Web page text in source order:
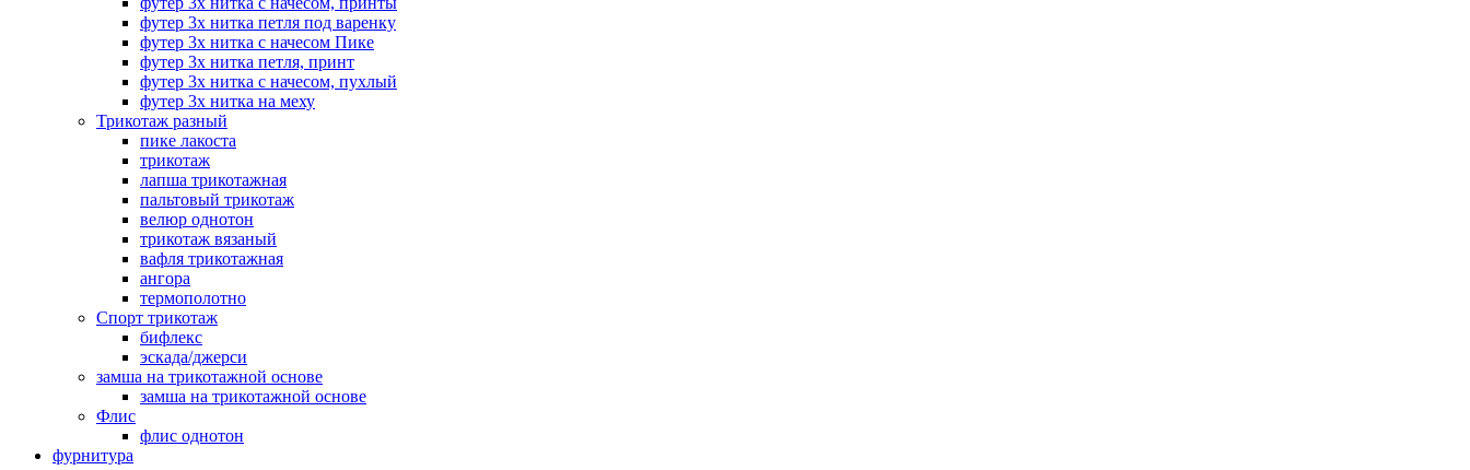
футер 3х нитка петля под варенку
футер 3х нитка с начесом Пике
футер 3х нитка петля, принт
футер 3х нитка с начесом, пухлый
футер 3х нитка на меху
Трикотаж разный
пике лакоста
трикотаж
лапша трикотажная
пальтовый трикотаж
велюр однотон
трикотаж вязаный
вафля трикотажная
ангора
термополотно
Спорт трикотаж
бифлекс
эскада/джерси
замша на трикотажной основе
замша на трикотажной основе
Флис
флис однотон
фурнитура